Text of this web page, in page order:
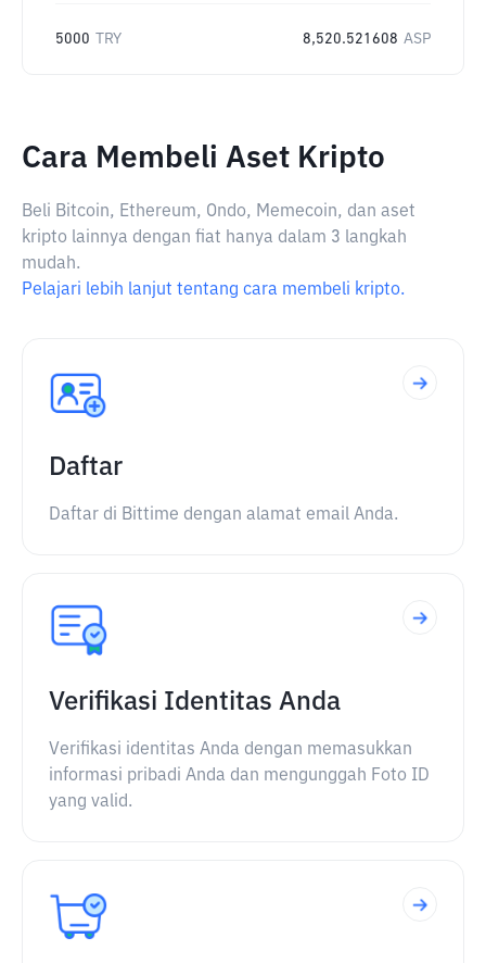
5000 TRY 8,520.521608 ASP
Cara Membeli Aset Kripto
Beli Bitcoin, Ethereum, Ondo, Memecoin, dan aset
kripto lainnya dengan fiat hanya dalam 3 langkah
mudah.
Pelajari lebih lanjut tentang cara membeli kripto.
Daftar
Daftar di Bittime dengan alamat email Anda.
Verifikasi Identitas Anda
Verifikasi identitas Anda dengan memasukkan
informasi pribadi Anda dan mengunggah Foto ID
yang valid.